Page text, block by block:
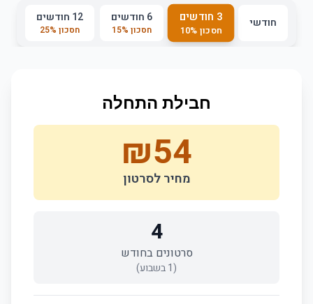
חודשי 3 חודשים
חסכון 10%
6 חודשים
חסכון 15%
12 חודשים
חסכון 25%
חבילת התחלה
₪54
מחיר לסרטון
4
סרטונים בחודש
(
1בשבוע)